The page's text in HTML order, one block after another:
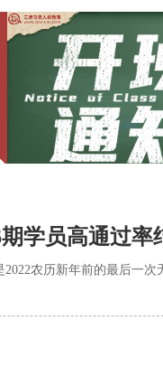
学员高通过率
农历新年前的最后一